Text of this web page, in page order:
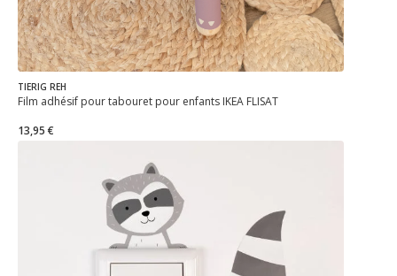
TIERIG REH
Film adhésif pour tabouret pour enfants IKEA FLISAT
13,95 €